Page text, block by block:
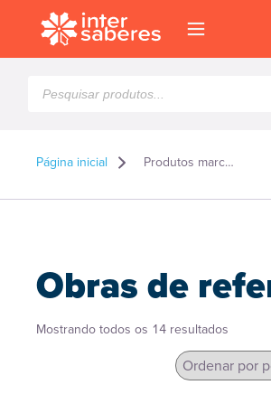
produtos
Página inicial Produtos marcados como “Obras de referência”
Obras de
Mostrando todos os 14 resultados